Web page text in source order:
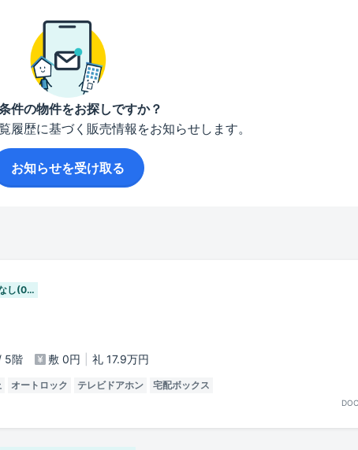
件の物件をお探しですか？
履歴に基づく販売情報をお知らせします。
お知らせを受け取る
し(0…
5階 敷 0円 礼 17.9万円
オートロック テレビドアホン 宅配ボックス